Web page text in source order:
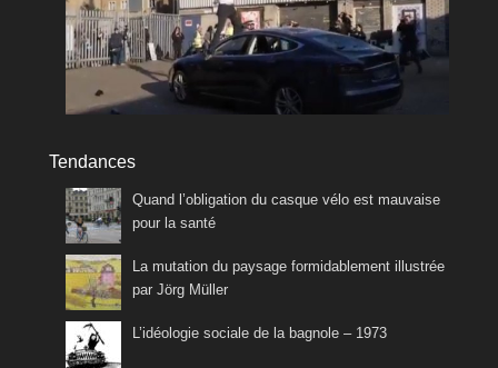
Tendances
Quand l’obligation du casque vélo est mauvaise
pour la santé
La mutation du paysage formidablement illustrée
par Jörg Müller
L’idéologie sociale de la bagnole – 1973